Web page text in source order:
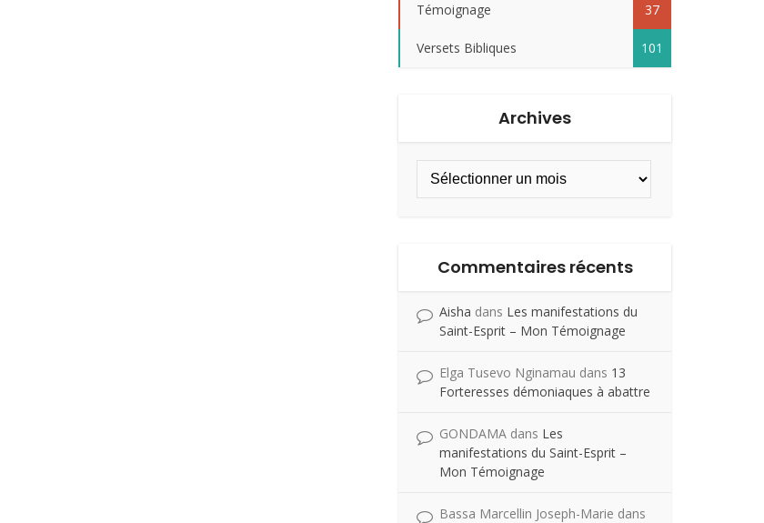
Témoignage 37
Versets Bibliques 101
Archives
Commentaires récents
Aisha dans Les manifestations du
Saint-Esprit – Mon Témoignage
Elga Tusevo Nginamau dans 13
Forteresses démoniaques à abattre
GONDAMA dans Les
manifestations du Saint-Esprit –
Mon Témoignage
Bassa Marcellin Joseph-Marie dans